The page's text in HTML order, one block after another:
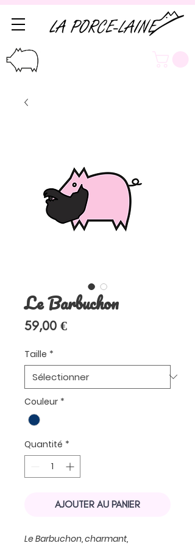
Le Barbuchon
59,00 €Prix
Taille *
Couleur *
Quantité *
AJOUTER AU PANIER
Le Barbuchon, charmant,